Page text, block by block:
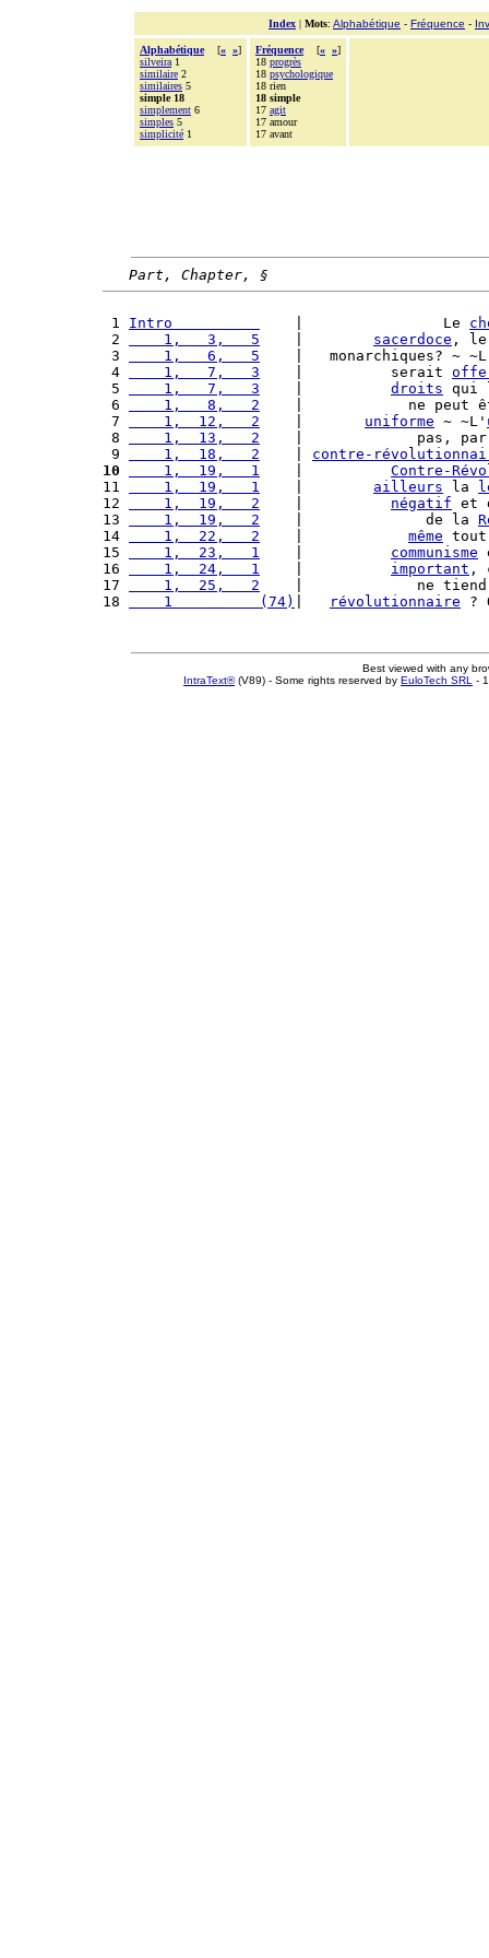
Index | Mots: Alphabétique - Fréquence -
Alphabétique [« »]
silveira 1
similaire 2
similaires 5
simple 18
simplement 6
simples 5
simplicité 1
Fréquence [« »]
18 progrès
18 psychologique
18 rien
18 simple
17 agit
17 amour
17 avant
Part, Chapter, §
1 Intro
    |                Le
2
    1,   3,   5
sacerdoce , le
3
    1,   6,   5
|   monarchiques? ~
4
    1,   7,   3
    |          serait
5
    1,   7,   3
droits qui
6
    1,   8,   2
|            ne peut
7
    1,  12,   2
uniforme ~ ~L'
8
    1,  13,   2
|             pas,
9
    1,  18,   2
contre-
10
    1,  19,   1
Contre-
11
    1,  19,   1
ailleurs la
12
    1,  19,   2
négatif et
13
    1,  19,   2
    |              de la
14
    1,  22,   2
même
15
    1,  23,   1
communisme
16
    1,  24,   1
important ,
17
    1,  25,   2
|             ne
18
    1          (74)
révolutionnaire ?
Best viewed with any
IntraText®(V89) - Some rights reserved by EuloTech SRL -